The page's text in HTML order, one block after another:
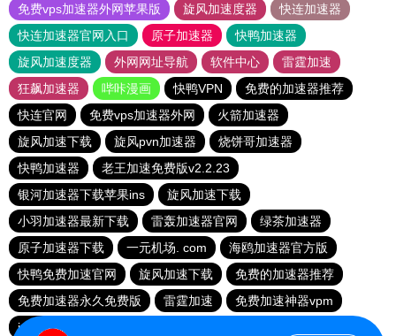
免费vps加速器外网苹果版
旋风加速度器
快连加速器
快连加速器官网入口
原子加速器
快鸭加速器
旋风加速度器
外网网址导航 软件中心
雷霆加速
狂飙加速器
哔咔漫画 快鸭VPN
免费的加速器推荐
快连官网
免费vps加速器外网
火箭加速器
旋风加速下载
旋风pvn加速器
烧饼哥加速器
快鸭加速器
老王加速免费版v2.2.23
银河加速器下载苹果ins
旋风加速下载
小羽加速器最新下载
雷轰加速器官网
绿茶加速器
原子加速器下载
一元机场. com
海鸥加速器官方版
快鸭免费加速官网
旋风加速下载
免费的加速器推荐
免费加速器永久免费版
雷霆加速
免费加速神器vpm
instagram加速器